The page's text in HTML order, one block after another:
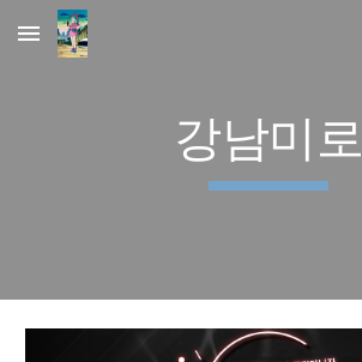
Skip to main content
강남미로